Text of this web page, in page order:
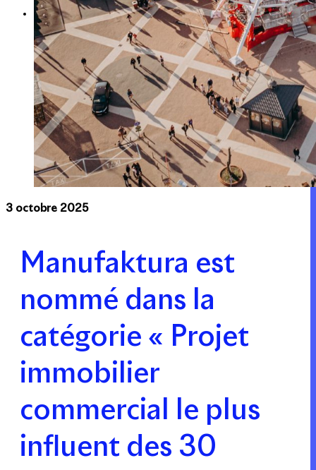
Expertise
Nos métiers
Apsys Brand Booster
3 octobre 2025
Manufaktura est
nommé dans la
catégorie « Projet
immobilier
commercial le plus
influent des 30